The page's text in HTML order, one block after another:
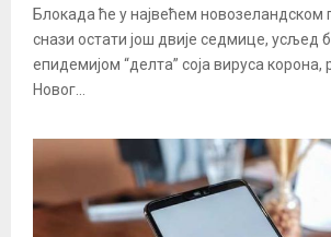
Блокада ће у највећем новозеландском
снази остати још двије седмице, усљед
епидемијом “делта” соја вируса корона,
Новог...